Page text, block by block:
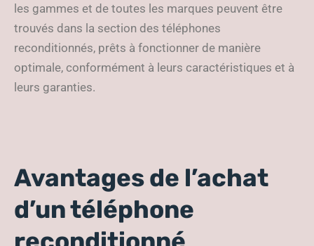
les gammes et de toutes les marques peuvent être
trouvés dans la section des téléphones
reconditionnés, prêts à fonctionner de manière
optimale, conformément à leurs caractéristiques et à
leurs garanties.
Avantages de l’achat
d’un téléphone